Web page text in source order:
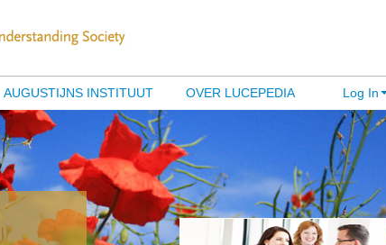
Log In
AUGUSTIJNS INSTITUUT OVER LUCEPEDIA